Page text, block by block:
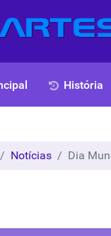
História
Notícias Dia